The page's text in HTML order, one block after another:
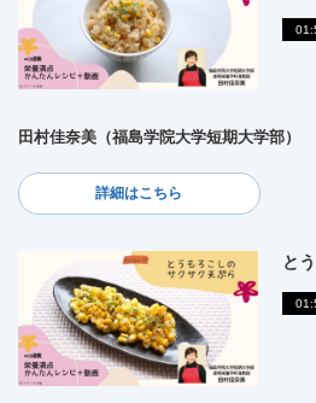
田村佳奈美（福島学院大学短期大学部）
詳細はこちら
と